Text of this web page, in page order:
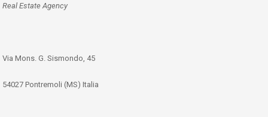
Real Estate Agency
Via Mons. G. Sismondo, 45
54027 Pontremoli (MS) Italia